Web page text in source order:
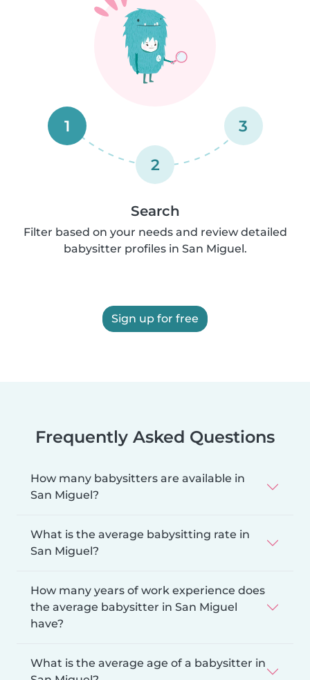
1
2
3
Search
Filter based on your needs and review detailed
babysitter profiles in San Miguel.
Sign up for free
Frequently Asked Questions
How many babysitters are available in
San Miguel?
What is the average babysitting rate in
San Miguel?
How many years of work experience does
the average babysitter in San Miguel
have?
What is the average age of a babysitter in